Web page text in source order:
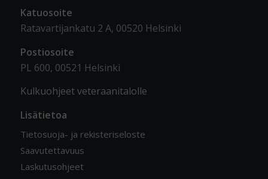
Katuosoite
Ratavartijankatu 2 A, 00520 Helsinki
Postiosoite
PL 600, 00521 Helsinki
Kulkuohjeet veteraanitalolle
Lisätietoa
Tietosuoja- ja rekisteriseloste
Saavutettavuus
Laskutusohjeet